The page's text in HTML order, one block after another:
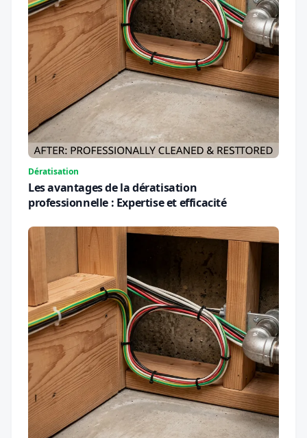
Dératisation
Les avantages de la dératisation
professionnelle : Expertise et efficacité